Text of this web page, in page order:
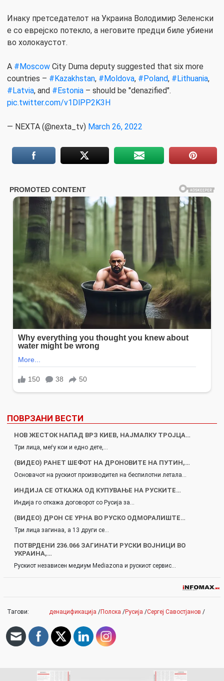
Инаку претседателот на Украина Володимир Зеленски
е со еврејско потекло, а неговите предци биле убиени
во холокаустот.
A #Moscow City Duma deputy suggested that six more
countries – #Kazakhstan, #Moldova, #Poland, #Lithuania,
#Latvia, and #Estonia – should be "denazified".
pic.twitter.com/v1DlPP2K3H
— NEXTA (@nexta_tv) March 26, 2022
ПОВРЗАНИ ВЕСТИ
НОВ ЖЕСТОК НАПАД ВРЗ КИЕВ, НАЈМАЛКУ ТРОЈЦА…
Три лица, меѓу кои и едно дете,…
(ВИДЕО) РАНЕТ ШЕФОТ НА ДРОНОВИТЕ НА ПУТИН,…
Основачот на рускиот производител на беспилотни летала…
ИНДИЈА СЕ ОТКАЖА ОД КУПУВАЊЕ НА РУСКИТЕ…
Индија го откажа договорот со Русија за…
(ВИДЕО) ДРОН СЕ УРНА ВО РУСКО ОДМОРАЛИШТЕ…
Три лица загинаа, а 13 други се…
ПОТВРДЕНИ 236.066 ЗАГИНАТИ РУСКИ ВОЈНИЦИ ВО
УКРАИНА,…
Рускиот независен медиум Mediazona и рускиот сервис…
Тагови: денацификација /Полска /Русија /Сергеј Савостјанов /